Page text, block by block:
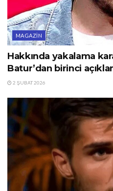
MAGAZIN
Hakkında yakalama
Batur’dan birinci
2 ŞUBAT 2026